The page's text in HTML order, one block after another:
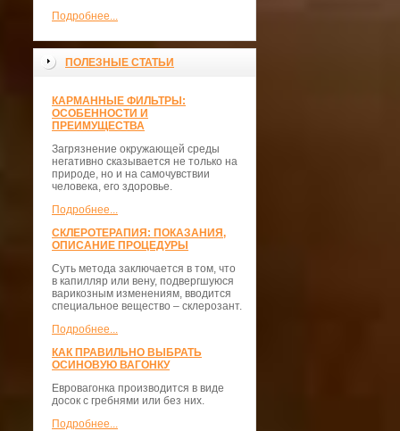
Подробнее...
ПОЛЕЗНЫЕ СТАТЬИ
КАРМАННЫЕ ФИЛЬТРЫ:
ОСОБЕННОСТИ И
ПРЕИМУЩЕСТВА
Загрязнение окружающей среды
негативно сказывается не только на
природе, но и на самочувствии
человека, его здоровье.
Подробнее...
СКЛЕРОТЕРАПИЯ: ПОКАЗАНИЯ,
ОПИСАНИЕ ПРОЦЕДУРЫ
Суть метода заключается в том, что
в капилляр или вену, подвергшуюся
варикозным изменениям, вводится
специальное вещество – склерозант.
Подробнее...
КАК ПРАВИЛЬНО ВЫБРАТЬ
ОСИНОВУЮ ВАГОНКУ
Евровагонка производится в виде
досок с гребнями или без них.
Подробнее...